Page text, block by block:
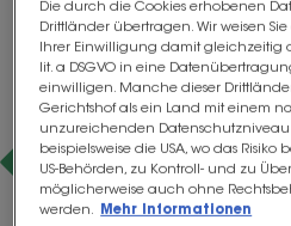
massivsten
Entzündungen,
einen Aufenthalt im
Nachfrage von mir
Präparat OptiFibre
Seitdem habe ich
Prozent!!! weniger
Die durch die Cookies erhobenen
Drittländer übertragen. Wir weisen
Ihrer Einwilligung damit gleichzeitig
lit. a DSGVO in eine
einwilligen. Manche dieser
Gerichtshof als ein Land mit einem
unzureichenden
beispielsweise die USA, wo das Risiko
US-Behörden, zu Kontroll- und zu
möglicherweise auch ohne
werden.
Mehr Informationen